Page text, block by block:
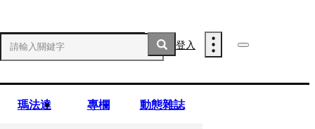
登入
瑪法達 專欄 動態雜誌